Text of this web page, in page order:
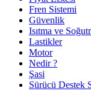
Fren Sistemi
Güvenlik
Isıtma ve
Lastikler
Motor
Nedir ?
Şasi
Sürücü Destek